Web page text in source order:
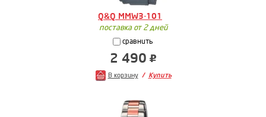
Q&Q MMW3-101
поставка от 2 дней
сравнить
2 490
В корзину Купить